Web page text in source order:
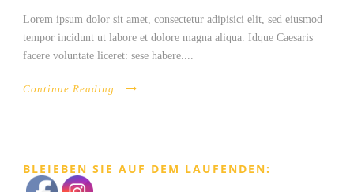
Lorem ipsum dolor sit amet, consectetur adipisici elit, sed eiusmod
tempor incidunt ut labore et dolore magna aliqua. Idque Caesaris
facere voluntate liceret: sese habere....
Continue Reading
BLEIEBEN SIE AUF DEM LAUFENDEN: